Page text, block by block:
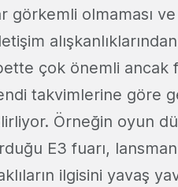
görkemli olmaması
çok önemli
takvimlerine göre
Örneğin oyun
E3 fuarı,
ilgisini yavaş